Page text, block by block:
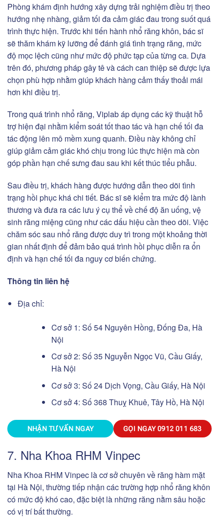
Phòng khám định hướng xây dựng trải nghiệm điều trị theo
hướng nhẹ nhàng, giảm tối đa cảm giác đau trong suốt quá
trình thực hiện. Trước khi tiến hành nhổ răng khôn, bác sĩ
sẽ thăm khám kỹ lưỡng để đánh giá tình trạng răng, mức
độ mọc lệch cũng như mức độ phức tạp của từng ca. Dựa
trên đó, phương pháp gây tê và cách can thiệp sẽ được lựa
chọn phù hợp nhằm giúp khách hàng cảm thấy thoải mái
hơn khi điều trị.
Trong quá trình nhổ răng, Viplab áp dụng các kỹ thuật hỗ
trợ hiện đại nhằm kiểm soát tốt thao tác và hạn chế tối đa
tác động lên mô mềm xung quanh. Điều này không chỉ
giúp giảm cảm giác khó chịu trong lúc thực hiện mà còn
góp phần hạn chế sưng đau sau khi kết thúc tiểu phẫu.
Sau điều trị, khách hàng được hướng dẫn theo dõi tình
trạng hồi phục khá chi tiết. Bác sĩ sẽ kiểm tra mức độ lành
thương và đưa ra các lưu ý cụ thể về chế độ ăn uống, vệ
sinh răng miệng cũng như các dấu hiệu cần theo dõi. Việc
chăm sóc sau nhổ răng được duy trì trong một khoảng thời
gian nhất định để đảm bảo quá trình hồi phục diễn ra ổn
định và hạn chế tối đa nguy cơ biến chứng.
Thông tin liên hệ
Địa chỉ:
Cơ sở 1: Số 54 Nguyên Hồng, Đống Đa, Hà
Nội
Cơ sở 2: Số 35 Nguyễn Ngọc Vũ, Cầu Giấy,
Hà Nội
Cơ sở 3: Số 24 Dịch Vọng, Cầu Giấy, Hà Nội
Cơ sở 4: Số 368 Thuỵ Khuê, Tây Hồ, Hà Nội
NHẬN TƯ VẤN NGAY GỌI NGAY0912 011 683
7. Nha Khoa RHM Vinpec
Nha Khoa RHM Vinpec là cơ sở chuyên về răng hàm mặt
tại Hà Nội, thường tiếp nhận các trường hợp nhổ răng khôn
có mức độ khó cao, đặc biệt là những răng nằm sâu hoặc
có vị trí bất thường.